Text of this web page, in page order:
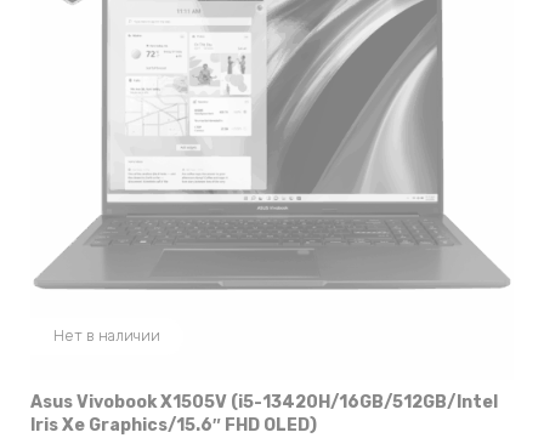
Нет в наличии
Asus Vivobook X1505V (i5-13420H/16GB/512GB/Intel
Iris Xe Graphics/15.6″ FHD OLED)